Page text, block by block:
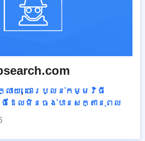
លាយ, ចោរប្លន់កម្មវិធី
ដែលមិនចង់បានសក្តានុពល